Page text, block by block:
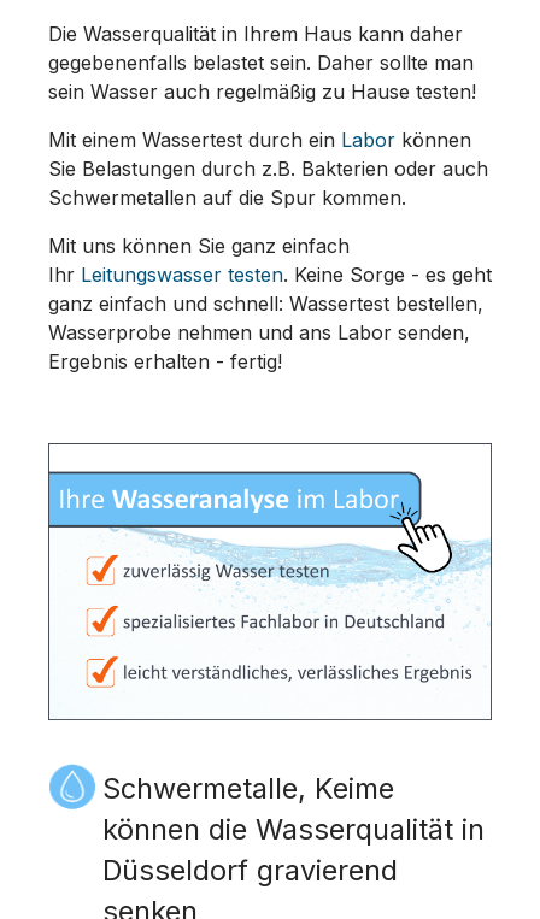
Die Wasserqualität in Ihrem Haus kann daher
gegebenenfalls belastet sein. Daher sollte man
sein Wasser auch regelmäßig zu Hause testen!
Mit einem Wassertest durch ein Labor können
Sie Belastungen durch z.B. Bakterien oder auch
Schwermetallen auf die Spur kommen.
Mit uns können Sie ganz einfach
Ihr Leitungswasser testen. Keine Sorge - es geht
ganz einfach und schnell: Wassertest bestellen,
Wasserprobe nehmen und ans Labor senden,
Ergebnis erhalten - fertig!
Schwermetalle, Keime
können die Wasserqualität in
Düsseldorf gravierend
senken